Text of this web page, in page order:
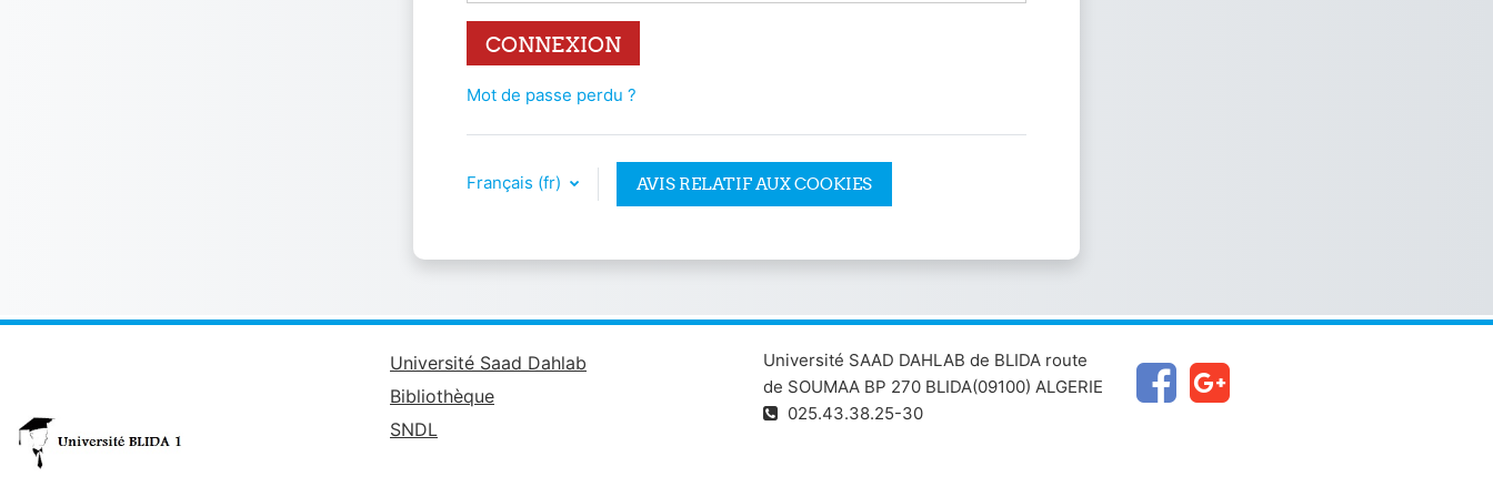
CONNEXION
Mot de passe perdu ?
Français ‎(fr)‎ AVIS RELATIF AUX COOKIES
Université Saad Dahlab
Bibliothèque
SNDL
Université SAAD DAHLAB de BLIDA route
de SOUMAA BP 270 BLIDA(09100) ALGERIE
025.43.38.25-30